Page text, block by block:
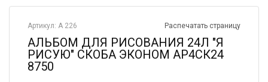
Распечатать страницу
Артикул: А 226
АЛЬБОМ ДЛЯ РИСОВАНИЯ 24Л "Я
РИСУЮ" СКОБА ЭКОНОМ АР4СК24
8750